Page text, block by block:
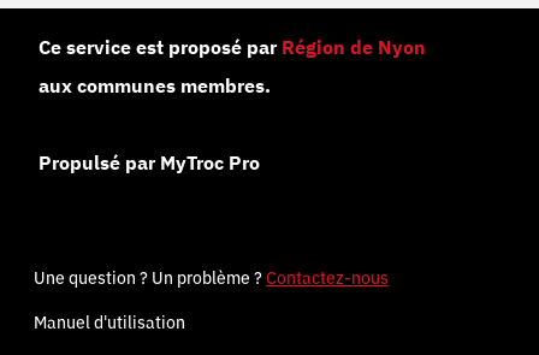
Ce service est proposé par Région de Nyon
aux communes membres.
Propulsé par MyTroc Pro
Une question ? Un problème ?Contactez-nous
Manuel d'utilisation